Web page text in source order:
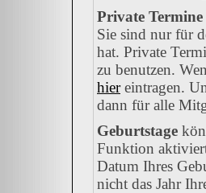
Private Termine
Sie sind nur für
hat. Private
zu benutzen.
hiereintragen.
dann für alle
Geburtstage
Funktion
Datum Ihres
nicht das Jahr